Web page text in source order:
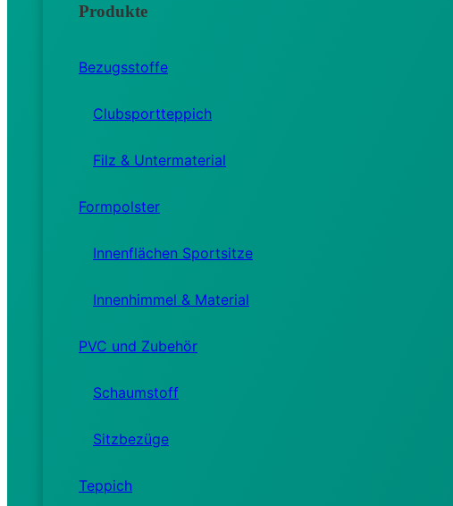
Produkte
Bezugsstoffe
Clubsportteppich
Filz & Untermaterial
Formpolster
Innenflächen Sportsitze
Innenhimmel & Material
PVC und Zubehör
Schaumstoff
Sitzbezüge
Teppich